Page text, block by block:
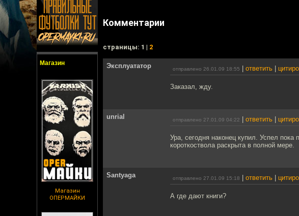
Магазин
Магазин
ОПЕРМАЙКИ
Комментарии
cтраницы: 1 | 2
Эксплуататор отправлено 26.01.09 18:55 ответить
Заказал, жду.
unrial отправлено 27.01.09 04:22 ответить
Ура, сегодня наконец купил. Успел
короткоствола раскрыта в полной мере.
Santyaga отправлено 27.01.09 15:18 ответить
А где дают книги?